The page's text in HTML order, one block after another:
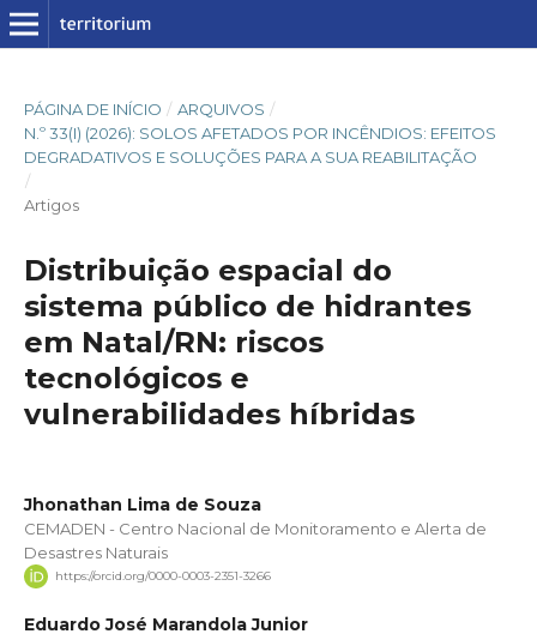
PÁGINA DE INÍCIO / ARQUIVOS /
N.º 33(I) (2026): SOLOS AFETADOS POR INCÊNDIOS: EFEITOS
DEGRADATIVOS E SOLUÇÕES PARA A SUA REABILITAÇÃO
/
Artigos
Distribuição espacial do
sistema público de hidrantes
em Natal/RN: riscos
tecnológicos e
vulnerabilidades híbridas
Jhonathan Lima de Souza
CEMADEN - Centro Nacional de Monitoramento e Alerta de
Desastres Naturais
https://orcid.org/0000-0003-2351-3266
Eduardo José Marandola Junior